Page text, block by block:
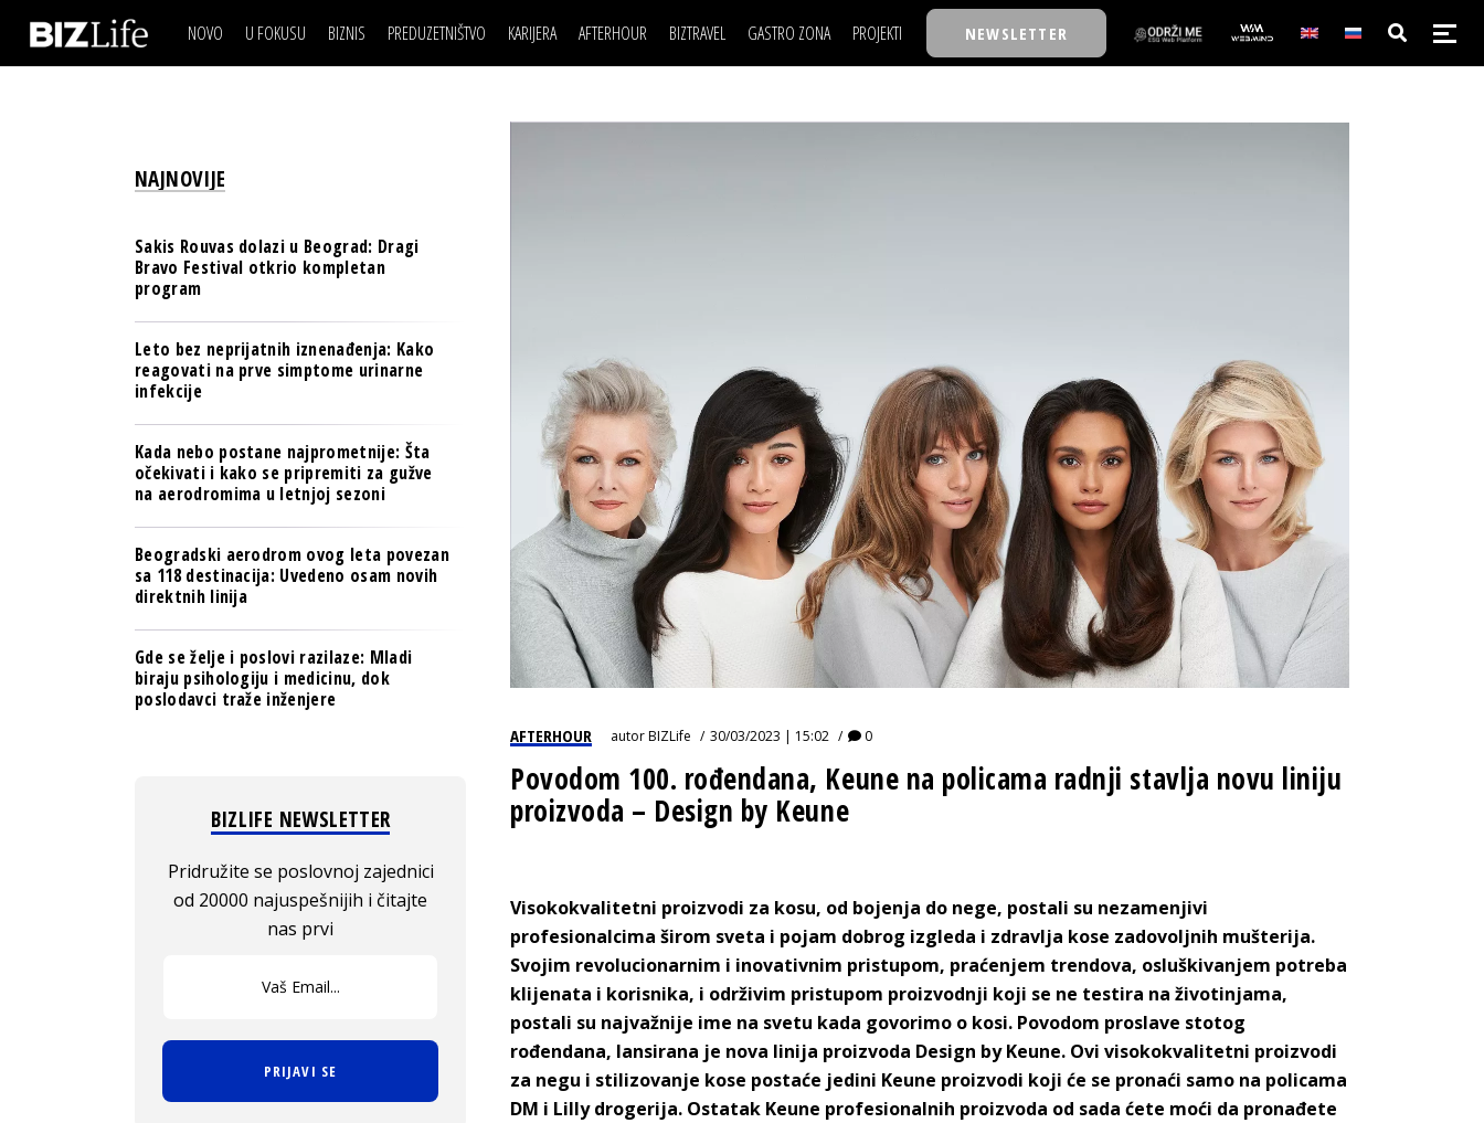
NOVO U FOKUSU BIZNIS
BANKE
TECH I AI
BIZNIS & SPORT
PULS REGIONA
NOVO NA RAFU
PREDUZETNIŠTVO KARIJERA AFTERHOUR BIZTRAVEL GASTRO ZONA PROJEKTI
BIZLIFE WEEK
IZJAVA GODINE
NEWSLETTER
IZJAVA DANABIZNIS SCENA
BREND I KOMUNIKACIJE
OSIGURANJE
TECH I AI
PULS REGIONA
POSAO
MOJ UGAO
FILM I SCENA
AUTO SVET
NAJKOLEGA
30 ISPOD 30
AFTERHOUR autorBIZLife 30/03/2023 | 15:02 0
Povodom 100. rođendana, Keune na policama radnji stavlja novu liniju
proizvoda – Design by Keune
Visokokvalitetni proizvodi za kosu, od bojenja do nege, postali su nezamenjivi
profesionalcima širom sveta i pojam dobrog izgleda i zdravlja kose zadovoljnih mušterija.
Svojim revolucionarnim i inovativnim pristupom, praćenjem trendova, osluškivanjem potreba
klijenata i korisnika, i održivim pristupom proizvodnji koji se ne testira na životinjama,
postali su najvažnije ime na svetu kada govorimo o kosi. Povodom proslave stotog
rođendana, lansirana je nova linija proizvoda Design by Keune. Ovi visokokvalitetni proizvodi
za negu i stilizovanje kose postaće jedini Keune proizvodi koji će se pronaći samo na policama
DM i Lilly drogerija. Ostatak Keune profesionalnih proizvoda od sada ćete moći da pronađete
NAJNOVIJE
Sakis Rouvas dolazi u Beograd: Dragi
Bravo Festival otkrio kompletan
program
Leto bez neprijatnih iznenađenja: Kako
reagovati na prve simptome urinarne
infekcije
Kada nebo postane najprometnije: Šta
očekivati i kako se pripremiti za gužve
na aerodromima u letnjoj sezoni
Beogradski aerodrom ovog leta povezan
sa 118 destinacija: Uvedeno osam novih
direktnih linija
Gde se želje i poslovi razilaze: Mladi
biraju psihologiju i medicinu, dok
poslodavci traže inženjere
BIZLIFE NEWSLETTER
Pridružite se poslovnoj zajednici
od 20000 najuspešnijih i čitajte
nas prvi
PRIJAVI SE